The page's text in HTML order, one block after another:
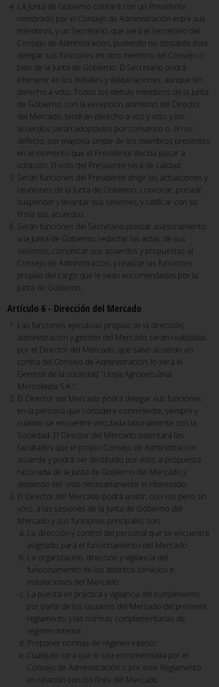
La Junta de Gobierno contará con un Presidente
nombrado por el Consejo de Administración entre sus
miembros, y un Secretario, que será el Secretario del
Consejo de Administración, pudiendo no obstante éste
delegar sus funciones en otro miembro del Consejo o
bien de la Junta de Gobierno. El Secretario podrá
intervenir en los debates y deliberaciones, aunque sin
derecho a voto. Todos los demás miembros de la Junta
de Gobierno, con la excepción asimismo del Director
del Mercado, tendrán derecho a voz y voto y los
acuerdos serán adoptados por consenso o, en su
defecto, por mayoría simple de los miembros presentes
en el momento que el Presidente decida pasar a
votación. El voto del Presidente será de calidad.
Serán funciones del Presidente dirigir las actuaciones y
reuniones de la Junta de Gobierno; convocar, presidir,
suspender y levantar sus sesiones, y ratificar con su
firma sus acuerdos.
Serán funciones del Secretario prestar asesoramiento
a la Junta de Gobierno, redactar las actas de sus
sesiones, comunicar sus acuerdos y propuestas al
Consejo de Administración, y realizar las funciones
propias del cargo que le sean encomendadas por la
Junta de Gobierno.
Artículo 6 - Dirección del Mercado
Las funciones ejecutivas propias de la dirección,
administración y gestión del Mercado serán realizadas
por el Director del Mercado, que salvo acuerdo en
contra del Consejo de Administración, lo será el
Gerente de la sociedad "Llotja Agropecuària
Mercolleida S.A.".
El Director del Mercado podrá delegar sus funciones
en la persona que considere conveniente, siempre y
cuando se encuentre vinculada laboralmente con la
Sociedad. El Director del Mercado ostentará las
facultades que el propio Consejo de Administración
acuerde y podrá ser destituido por éste, a propuesta
razonada de la Junta de Gobierno del Mercado y
debiendo ser oído necesariamente el interesado.
El Director del Mercado podrá asistir, con voz pero sin
voto, a las sesiones de la Junta de Gobierno del
Mercado y sus funciones principales son:
La dirección y control del personal que se encuentre
asignado para el funcionamiento del Mercado.
La organización, dirección y vigilancia del
funcionamiento de los distintos servicios e
instalaciones del Mercado.
La puesta en práctica y vigilancia del cumplimiento
por parte de los usuarios del Mercado del presente
reglamento y las normas complementarias de
régimen interior.
Proponer normas de régimen interior.
Cualquier otra que le sea encomendada por el
Consejo de Administración o por este Reglamento
en relación con los fines del Mercado.